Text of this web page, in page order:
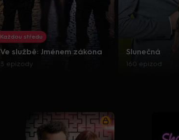
Každou středu
Ve službě: Jménem zákona
3 epizody
Slunečná
160 epizod